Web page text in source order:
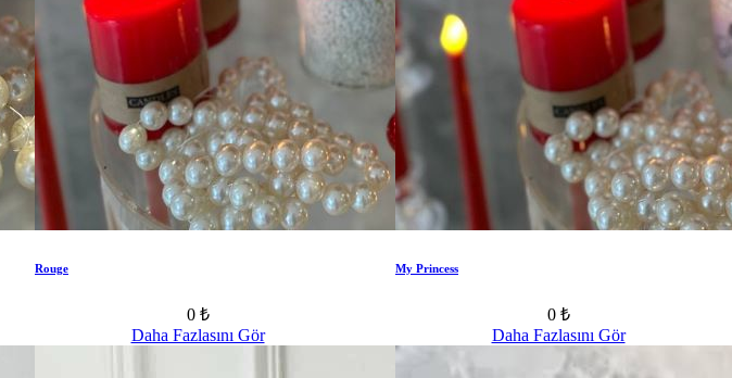
Rouge
0 ₺
Daha Fazlasını Gör
My Princess
0 ₺
Daha Fazlasını Gör